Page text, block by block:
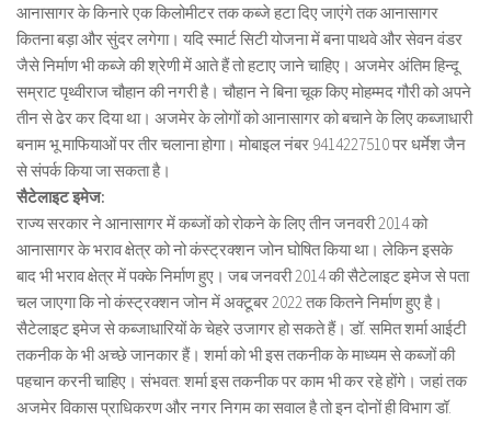
आनासागर के किनारे एक किलोमीटर तक कब्जे हटा दिए जाएंगे तक आनासागर
कितना बड़ा और सुंदर लगेगा। यदि स्मार्ट सिटी योजना में बना पाथवे और सेवन वंडर
जैसे निर्माण भी कब्जे की श्रेणी में आते हैं तो हटाए जाने चाहिए। अजमेर अंतिम हिन्दू
सम्राट पृथ्वीराज चौहान की नगरी है। चौहान ने बिना चूक किए मोहम्मद गौरी को अपने
तीन से ढेर कर दिया था। अजमेर के लोगों को आनासागर को बचाने के लिए कब्जाधारी
बनाम भू माफियाओं पर तीर चलाना होगा। मोबाइल नंबर 9414227510 पर धर्मेश जैन
से संपर्क किया जा सकता है।
सैटेलाइट इमेज:
राज्य सरकार ने आनासागर में कब्जों को रोकने के लिए तीन जनवरी 2014 को
आनासागर के भराव क्षेत्र को नो कंस्ट्रक्शन जोन घोषित किया था। लेकिन इसके
बाद भी भराव क्षेत्र में पक्के निर्माण हुए। जब जनवरी 2014 की सैटेलाइट इमेज से पता
चल जाएगा कि नो कंस्ट्रक्शन जोन में अक्टूबर 2022 तक कितने निर्माण हुए है।
सैटेलाइट इमेज से कब्जाधारियों के चेहरे उजागर हो सकते हैं। डॉ. समित शर्मा आईटी
तकनीक के भी अच्छे जानकार हैं। शर्मा को भी इस तकनीक के माध्यम से कब्जों की
पहचान करनी चाहिए। संभवत: शर्मा इस तकनीक पर काम भी कर रहे होंगे। जहां तक
अजमेर विकास प्राधिकरण और नगर निगम का सवाल है तो इन दोनों ही विभाग डॉ.